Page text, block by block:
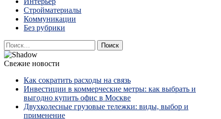
Стройматериалы
Коммуникации
Без рубрики
Найти:
Свежие новости
Как сократить расходы на связь
Инвестиции в коммерческие метры: как выбрать и
выгодно купить офис в Москве
Двухколесные грузовые тележки: виды, выбор и
применение